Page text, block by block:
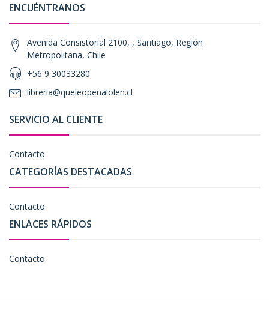
ENCUÉNTRANOS
Avenida Consistorial 2100, , Santiago, Región
Metropolitana, Chile
+56 9 30033280
libreria@queleopenalolen.cl
SERVICIO AL CLIENTE
Contacto
CATEGORÍAS DESTACADAS
Contacto
ENLACES RÁPIDOS
Contacto